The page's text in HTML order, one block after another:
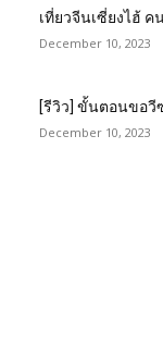
เที่ยวจีนเซี่ยงไฮ้ ค
December 10, 2023
[รีวิว] ขั้นตอนขอวี
December 10, 2023